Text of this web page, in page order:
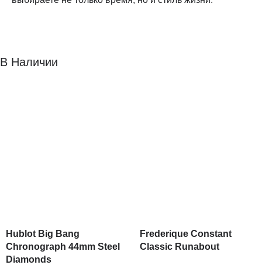
В Наличии
Hublot Big Bang
Chronograph 44mm Steel
Diamonds
Frederique Constant
Classic Runabout